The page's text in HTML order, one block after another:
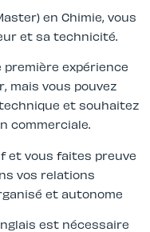
en Chimie, vous
et sa technicité.
première expérience
mais vous pouvez
et souhaitez
commerciale.
et vous faites preuve
vos relations
et autonome
est nécessaire